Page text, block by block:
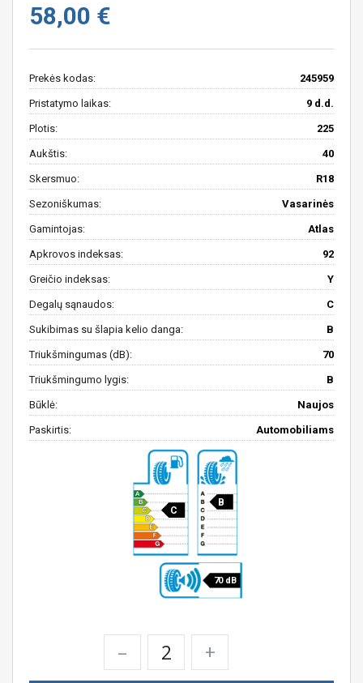
58,00 €
Prekės kodas: 245959
Pristatymo laikas: 9 d.d.
Plotis: 225
Aukštis: 40
Skersmuo: R18
Sezoniškumas: Vasarinės
Gamintojas: Atlas
Apkrovos indeksas: 92
Greičio indeksas: Y
Degalų sąnaudos: C
Sukibimas su šlapia kelio danga: B
Triukšmingumas (dB): 70
Triukšmingumo lygis: B
Būklė: Naujos
Paskirtis: Automobiliams
C
B
70 dB
– +